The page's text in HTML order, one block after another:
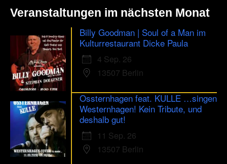
Veranstaltungen im nächsten Monat
Billy Goodman | Soul of a Man im
Kulturrestaurant Dicke Paula
4 Sep. 26
13507 Berlin
Ossternhagen feat. KULLE …singen
Westernhagen! Kein Tribute, und
deshalb gut!
11 Sep. 26
13507 Berlin